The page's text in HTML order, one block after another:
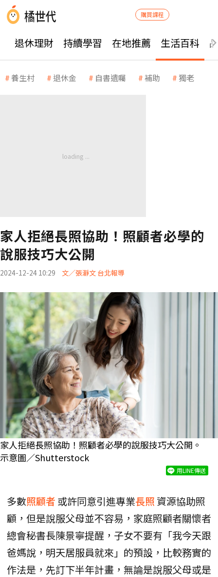
購買課程
退休理財 持續學習 在地推薦 生活百科
養生村 退休金 自書遺囑 補助 獨老
家人拒絕長照協助！照顧者必學的
說服技巧大公開
2024-12-24 10:29 文／張瀞文 台北報導
家人拒絕長照協助！照顧者必學的說服技巧大公開。
示意圖／Shutterstock
用LINE傳送
多數照顧者 或許同意引進專業長照 資源協助照
顧，但是說服父母並不容易，家庭照顧者關懷者
總會秘書長陳景寧提醒，子女不要有「我今天跟
爸媽說，明天居服員就來」的預設，比較務實的
作法是，先訂下半年計畫，無論是說服父母或是